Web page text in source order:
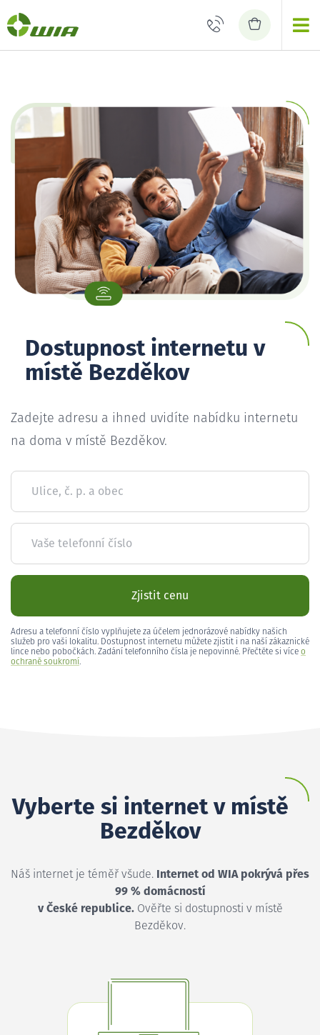
Dostupnost internetu v
místě Bezděkov
Zadejte adresu a ihned uvidíte nabídku internetu
na doma v místě Bezděkov.
Ulice, č. p. a obec
Vaše telefonní číslo
Zjistit cenu
Adresu a telefonní číslo vyplňujete za účelem jednorázové nabídky našich
služeb pro vaši lokalitu. Dostupnost internetu můžete zjistit i na naší zákaznické
lince nebo pobočkách. Zadání telefonního čísla je nepovinné. Přečtěte si více o
ochraně soukromí.
Vyberte si internet v místě
Bezděkov
Náš internet je téměř všude. Internet od WIA pokrývá přes
99 % domácností
v České republice.Ověřte si dostupnosti v místě
Bezděkov.